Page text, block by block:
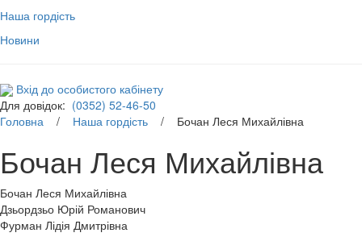
Наша гордість
Новини
Вхід до особистого кабінету
Для довідок: (0352) 52-46-50
Головна / Наша гордість / Бочан Леся Михайлівна
Бочан Леся Михайлівна
Бочан Леся Михайлівна
Дзьордзьо Юрій Романович
Фурман Лідія Дмитрівна